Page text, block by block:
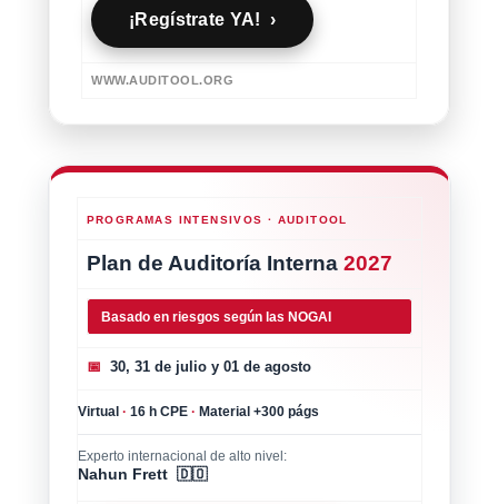
¡Regístrate YA! ›
WWW.AUDITOOL.ORG
PROGRAMAS INTENSIVOS · AUDITOOL
Plan de Auditoría Interna 2027
Basado en riesgos según las NOGAI
📅 30, 31 de julio y 01 de agosto
Virtual · 16 h CPE · Material +300 págs
Experto internacional de alto nivel:
Nahun Frett 🇩🇴